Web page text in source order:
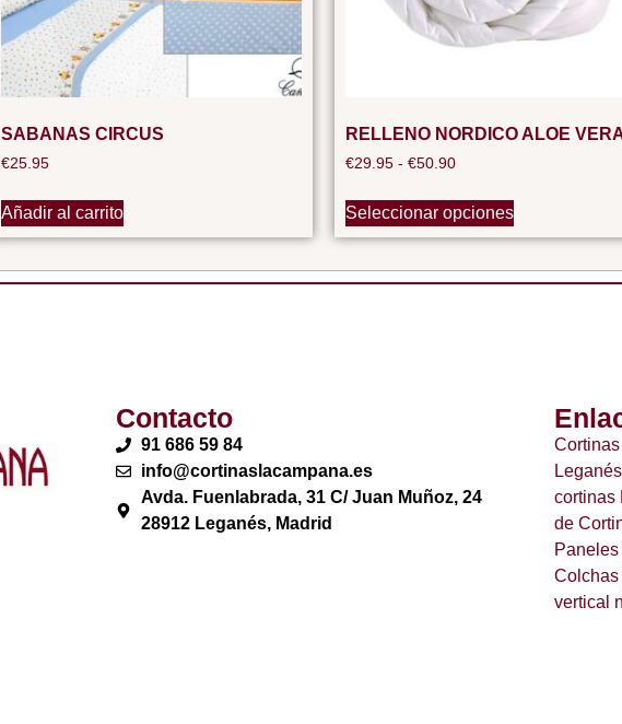
SABANAS CIRCUS
€25.95
Añadir al carrito
RELLENO NORDICO ALOE
€29.95 - €50.90
Seleccionar opciones
Contacto
91 686 59 84
info@cortinaslacampana.es
Avda. Fuenlabrada, 31 C/ Juan Muñoz, 24
28912 Leganés, Madrid
Leganés
cortinas
de
Colchas
vertical